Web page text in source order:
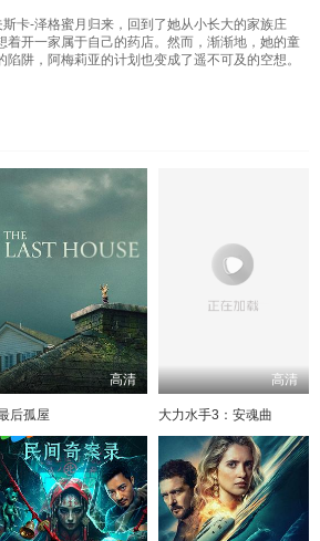
卡-泽格蜜月归来，回到了她从小长大的家族庄
着开一家属于自己的药店。然而，渐渐地，她的童
阱，阿梅莉亚的计划也变成了遥不可及的空想。
高清
后孤屋
高清
大力水手3：安魂曲